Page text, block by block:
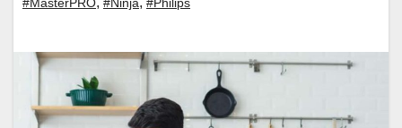
#MasterPRO #Ninja #Philips